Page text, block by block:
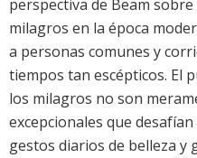
perspectiva de Beam
milagros en la época
a personas comunes y
tiempos tan escépticos. El
los milagros no son
excepcionales que
gestos diarios de belleza y